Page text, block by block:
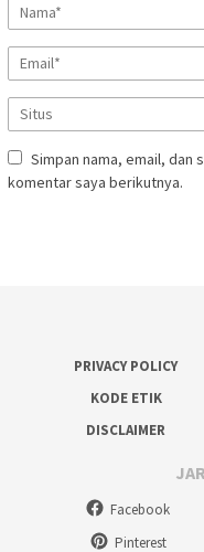
Simpan nama, email, dan
komentar saya berikutnya.
PRIVACY POLICY
KODE ETIK
DISCLAIMER
Facebook
Pinterest